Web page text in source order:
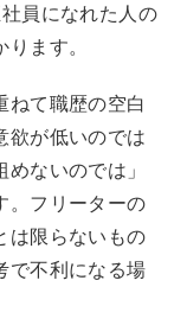
員になれた人の
ます。
ねて職歴の空白
欲が低いのでは
ないのでは」
。フリーターの
は限らないもの
で不利になる場